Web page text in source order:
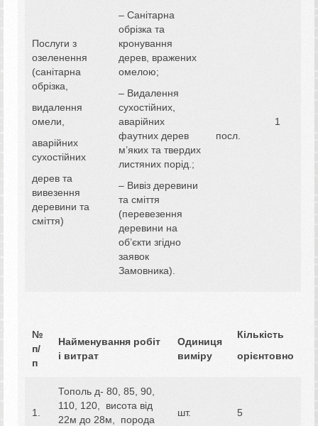
Послуги з
озеленення
(санітарна
обрізка,
видалення
омели,
аварійних
сухостійних
дерев та
вивезення
деревини та
сміття)
– Санітарна
обрізка та
кронування
дерев, вражених
омелою;
– Видалення
сухостійних,
аварійних
фаутних дерев
м’яких та твердих
листяних порід.;
– Вивіз деревини
та сміття
(перевезення
деревини на
об’єкти згідно
заявок
Замовника).
посл.
1
№
п/
п
Найменування робіт
і витрат
Одиниця
виміру
Кількість
орієнтовно
1.
Тополь д- 80, 85, 90,
110, 120, висота від
22м до 28м, порода
шт. 5